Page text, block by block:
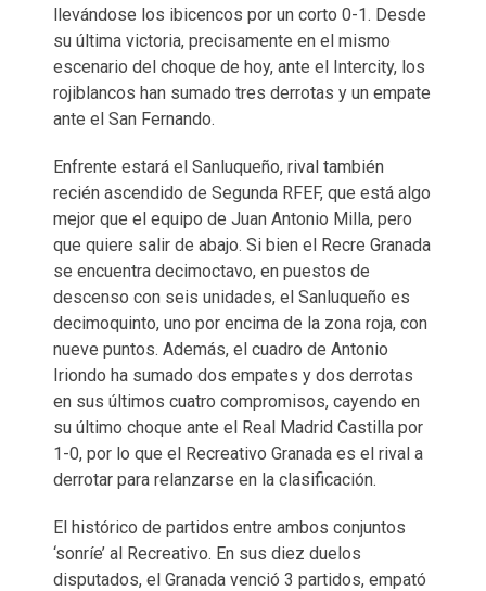
llevándose los ibicencos por un corto 0-1. Desde
su última victoria, precisamente en el mismo
escenario del choque de hoy, ante el Intercity, los
rojiblancos han sumado tres derrotas y un empate
ante el San Fernando.
Enfrente estará el Sanluqueño, rival también
recién ascendido de Segunda RFEF, que está algo
mejor que el equipo de Juan Antonio Milla, pero
que quiere salir de abajo. Si bien el Recre Granada
se encuentra decimoctavo, en puestos de
descenso con seis unidades, el Sanluqueño es
decimoquinto, uno por encima de la zona roja, con
nueve puntos. Además, el cuadro de Antonio
Iriondo ha sumado dos empates y dos derrotas
en sus últimos cuatro compromisos, cayendo en
su último choque ante el Real Madrid Castilla por
1-0, por lo que el Recreativo Granada es el rival a
derrotar para relanzarse en la clasificación.
El histórico de partidos entre ambos conjuntos
‘sonríe’ al Recreativo. En sus diez duelos
disputados, el Granada venció 3 partidos, empató